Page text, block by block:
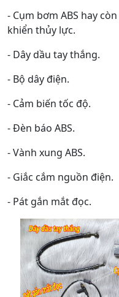
- Cụm bơm ABS hay
khiển thủy lực.
- Dây dầu tay thắng.
- Bộ dây điện.
- Cảm biến tốc độ.
- Đèn báo ABS.
- Vành xung ABS.
- Giắc cắm nguồn điện.
- Pát gắn mắt đọc.